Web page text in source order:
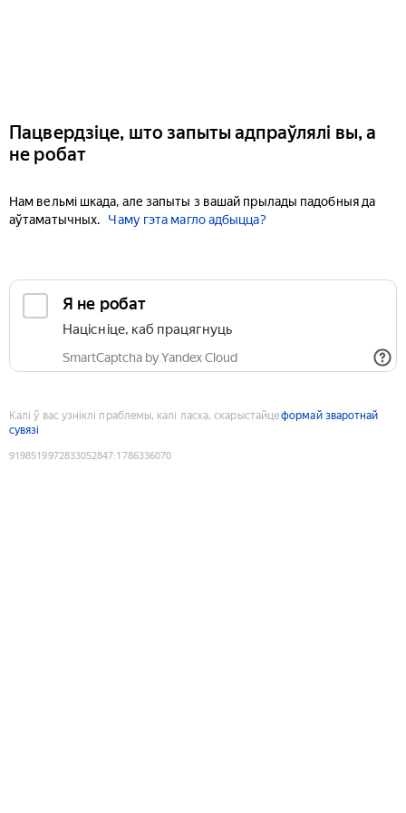
Пацвердзіце, што запыты адпраўлялі вы, а
не робат
Нам вельмі шкада, але запыты з вашай прылады падобныя да
аўтаматычных.
Чаму гэта магло адбыцца?
Я не робат
Націсніце, каб працягнуць
SmartCaptcha by Yandex Cloud
Калі ў вас узніклі праблемы, калі ласка, скарыстайцеформай зваротнай
сувязі
9198519972833052847:1786336070